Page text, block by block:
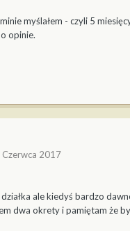
myślałem - czyli 5
opinie.
Czerwca 2017
ale kiedyś bardzo
dwa okrety i pamiętam że